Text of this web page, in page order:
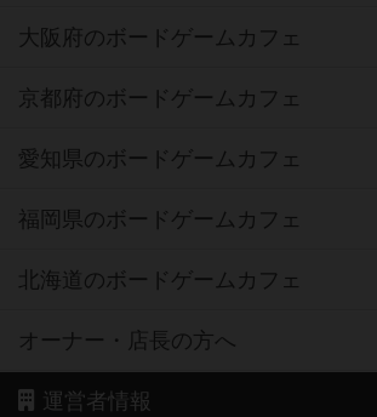
大阪府のボードゲームカフェ
京都府のボードゲームカフェ
愛知県のボードゲームカフェ
福岡県のボードゲームカフェ
北海道のボードゲームカフェ
オーナー・店長の方へ
運営者情報